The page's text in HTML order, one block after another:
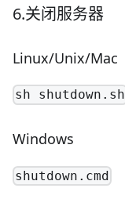
6.关闭服务器
Linux/Unix/Mac
sh shutdown.sh
Windows
shutdown.cmd